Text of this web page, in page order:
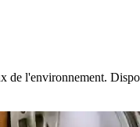
de l'environnement.